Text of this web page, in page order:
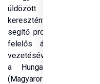
üldözött
keresztényeket
segítő programokért
felelős államtitkára
vezetésével elindult
a Hungary Helps
(Magyarország